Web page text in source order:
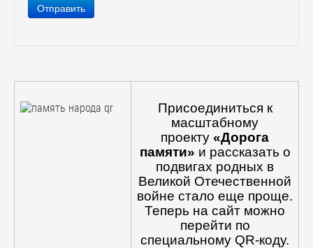
Отправить
Присоединиться к
масштабному
проекту «Дорога
памяти» и рассказать о
подвигах родных в
Великой Отечественной
войне стало еще проще.
Теперь на сайт можно
перейти по
специальному QR-коду.